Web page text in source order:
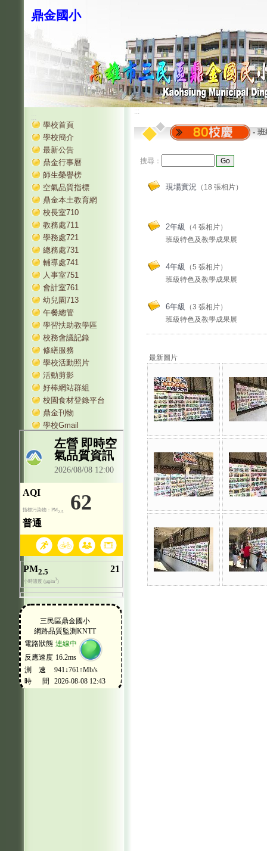
鼎金國小
:::
學校首頁
學校簡介
最新公告
鼎金行事曆
師生榮譽榜
空氣品質指標
鼎金本土教育網
校長室710
教務處711
學務處721
總務處731
輔導處741
人事室751
會計室761
幼兒園713
午餐總管
學習扶助教學區
校務會議記錄
修繕服務
學校活動照片
活動剪影
好棒網站群組
校園食材登錄平台
鼎金刊物
學校Gmail
:::
- 班
搜尋：
現場實況 （18 張相片）
2年級
（4 張相片）
班級特色及教學成果展
4年級
（5 張相片）
班級特色及教學成果展
6年級
（3 張相片）
班級特色及教學成果展
最新圖片